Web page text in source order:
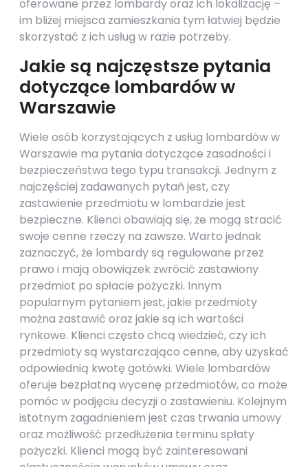
oferowane przez lombardy oraz ich lokalizację –
im bliżej miejsca zamieszkania tym łatwiej będzie
skorzystać z ich usług w razie potrzeby.
Jakie są najczęstsze pytania
dotyczące lombardów w
Warszawie
Wiele osób korzystających z usług lombardów w
Warszawie ma pytania dotyczące zasadności i
bezpieczeństwa tego typu transakcji. Jednym z
najczęściej zadawanych pytań jest, czy
zastawienie przedmiotu w lombardzie jest
bezpieczne. Klienci obawiają się, że mogą stracić
swoje cenne rzeczy na zawsze. Warto jednak
zaznaczyć, że lombardy są regulowane przez
prawo i mają obowiązek zwrócić zastawiony
przedmiot po spłacie pożyczki. Innym
popularnym pytaniem jest, jakie przedmioty
można zastawić oraz jakie są ich wartości
rynkowe. Klienci często chcą wiedzieć, czy ich
przedmioty są wystarczająco cenne, aby uzyskać
odpowiednią kwotę gotówki. Wiele lombardów
oferuje bezpłatną wycenę przedmiotów, co może
pomóc w podjęciu decyzji o zastawieniu. Kolejnym
istotnym zagadnieniem jest czas trwania umowy
oraz możliwość przedłużenia terminu spłaty
pożyczki. Klienci mogą być zainteresowani